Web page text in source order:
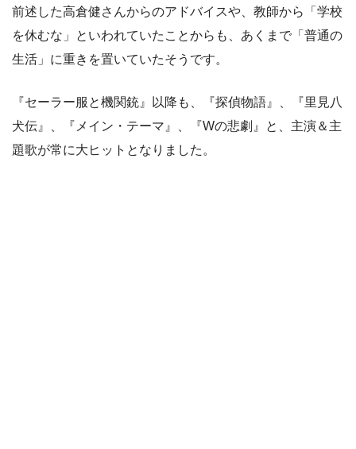
前述した高倉健さんからのアドバイスや、教師から「学校
を休むな」といわれていたことからも、あくまで「普通の
生活」に重きを置いていたそうです。
『セーラー服と機関銃』以降も、『探偵物語』、『里見八
犬伝』、『メイン・テーマ』、『Wの悲劇』と、主演＆主
題歌が常に大ヒットとなりました。